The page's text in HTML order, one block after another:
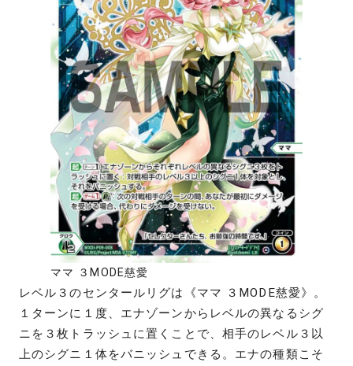
ママ ３MODE慈愛
レベル３のセンタールリグは《ママ ３MODE慈愛》。
１ターンに１度、エナゾーンからレベルの異なるシグ
ニを３枚トラッシュに置くことで、相手のレベル３以
上のシグニ１体をバニッシュできる。エナの種類こそ